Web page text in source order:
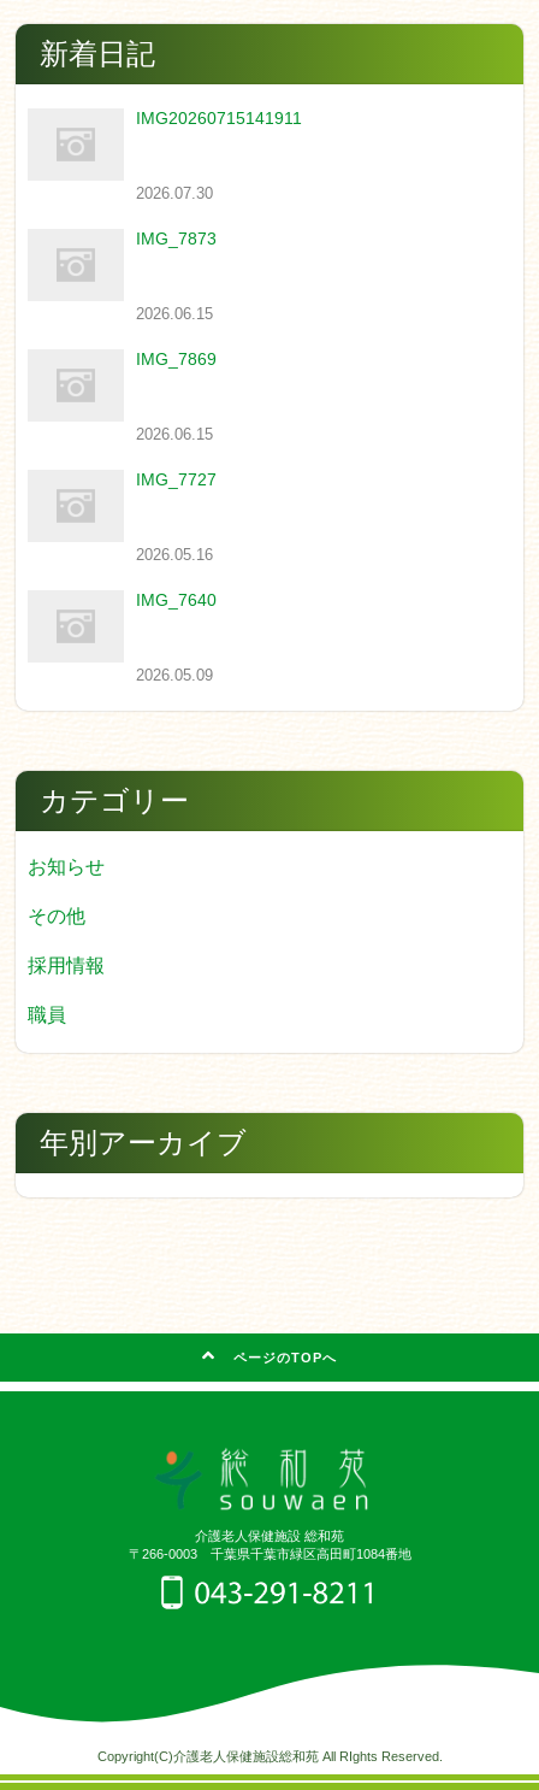
新着日記
IMG20260715141911
2026.07.30
IMG_7873
2026.06.15
IMG_7869
2026.06.15
IMG_7727
2026.05.16
IMG_7640
2026.05.09
カテゴリー
お知らせ
その他
採用情報
職員
年別アーカイブ
ページのTOPへ
介護老人保健施設 総和苑
〒266-0003 千葉県千葉市緑区高田町1084番地
Copyright(C)介護老人保健施設総和苑 All RIghts Reserved.